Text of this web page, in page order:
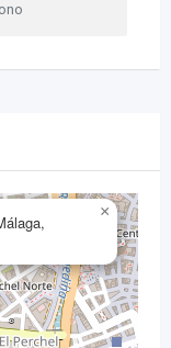
×